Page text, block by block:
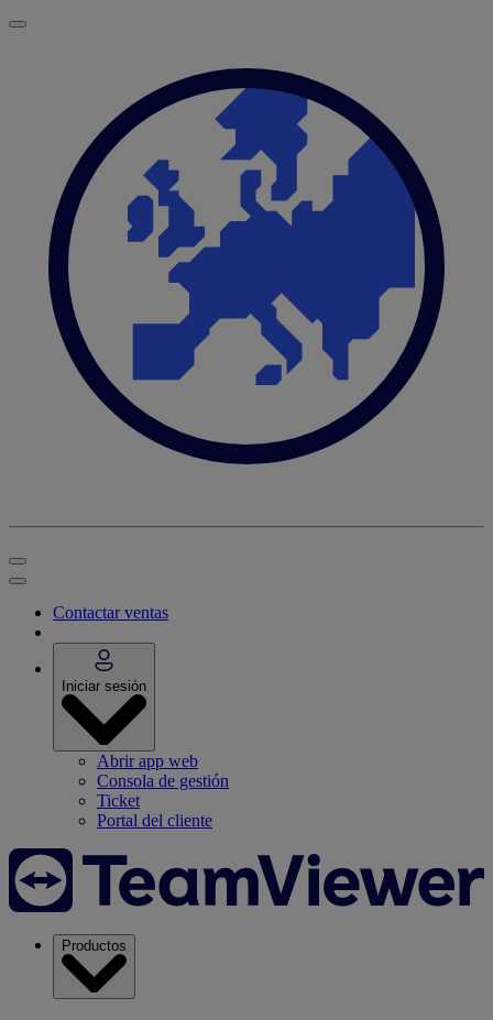
Contactar ventas
Iniciar sesión
Abrir app web
Consola de gestión
Ticket
Portal del cliente
Productos